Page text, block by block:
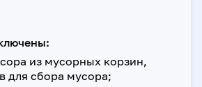
из мусорных корзин,
для сбора мусора;